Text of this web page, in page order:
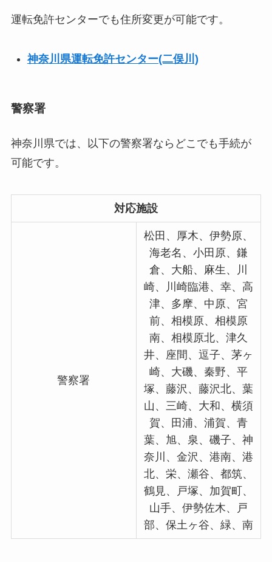
運転免許センターでも住所変更が可能です。
神奈川県運転免許センター(二俣川)
警察署
神奈川県では、以下の警察署ならどこでも手続が
可能です。
対応施設
警察署
松田、厚木、伊勢原、
海老名、小田原、鎌
倉、大船、麻生、川
崎、川崎臨港、幸、高
津、多摩、中原、宮
前、相模原、相模原
南、相模原北、津久
井、座間、逗子、茅ヶ
崎、大磯、秦野、平
塚、藤沢、藤沢北、葉
山、三崎、大和、横須
賀、田浦、浦賀、青
葉、旭、泉、磯子、神
奈川、金沢、港南、港
北、栄、瀬谷、都筑、
鶴見、戸塚、加賀町、
山手、伊勢佐木、戸
部、保土ヶ谷、緑、南